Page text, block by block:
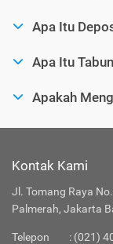
Apa Itu
Apa Itu
Apakah
Kontak Kami
Jl. Tomang Raya
Palmerah, Jakarta
Telepon : (021)